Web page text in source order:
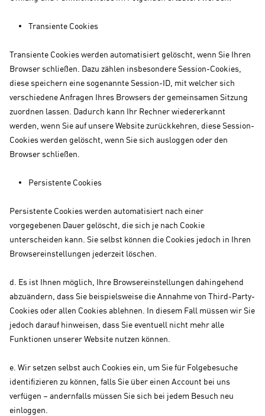
Transiente Cookies
Transiente Cookies werden automatisiert gelöscht, wenn Sie Ihren
Browser schließen. Dazu zählen insbesondere Session-Cookies,
diese speichern eine sogenannte Session-ID, mit welcher sich
verschiedene Anfragen Ihres Browsers der gemeinsamen Sitzung
zuordnen lassen. Dadurch kann Ihr Rechner wiedererkannt
werden, wenn Sie auf unsere Website zurückkehren, diese Session-
Cookies werden gelöscht, wenn Sie sich ausloggen oder den
Browser schließen.
Persistente Cookies
Persistente Cookies werden automatisiert nach einer
vorgegebenen Dauer gelöscht, die sich je nach Cookie
unterscheiden kann. Sie selbst können die Cookies jedoch in Ihren
Browsereinstellungen jederzeit löschen.
d. Es ist Ihnen möglich, Ihre Browsereinstellungen dahingehend
abzuändern, dass Sie beispielsweise die Annahme von Third-Party-
Cookies oder allen Cookies ablehnen. In diesem Fall müssen wir Sie
jedoch darauf hinweisen, dass Sie eventuell nicht mehr alle
Funktionen unserer Website nutzen können.
e. Wir setzen selbst auch Cookies ein, um Sie für Folgebesuche
identifizieren zu können, falls Sie über einen Account bei uns
verfügen – andernfalls müssen Sie sich bei jedem Besuch neu
einloggen.